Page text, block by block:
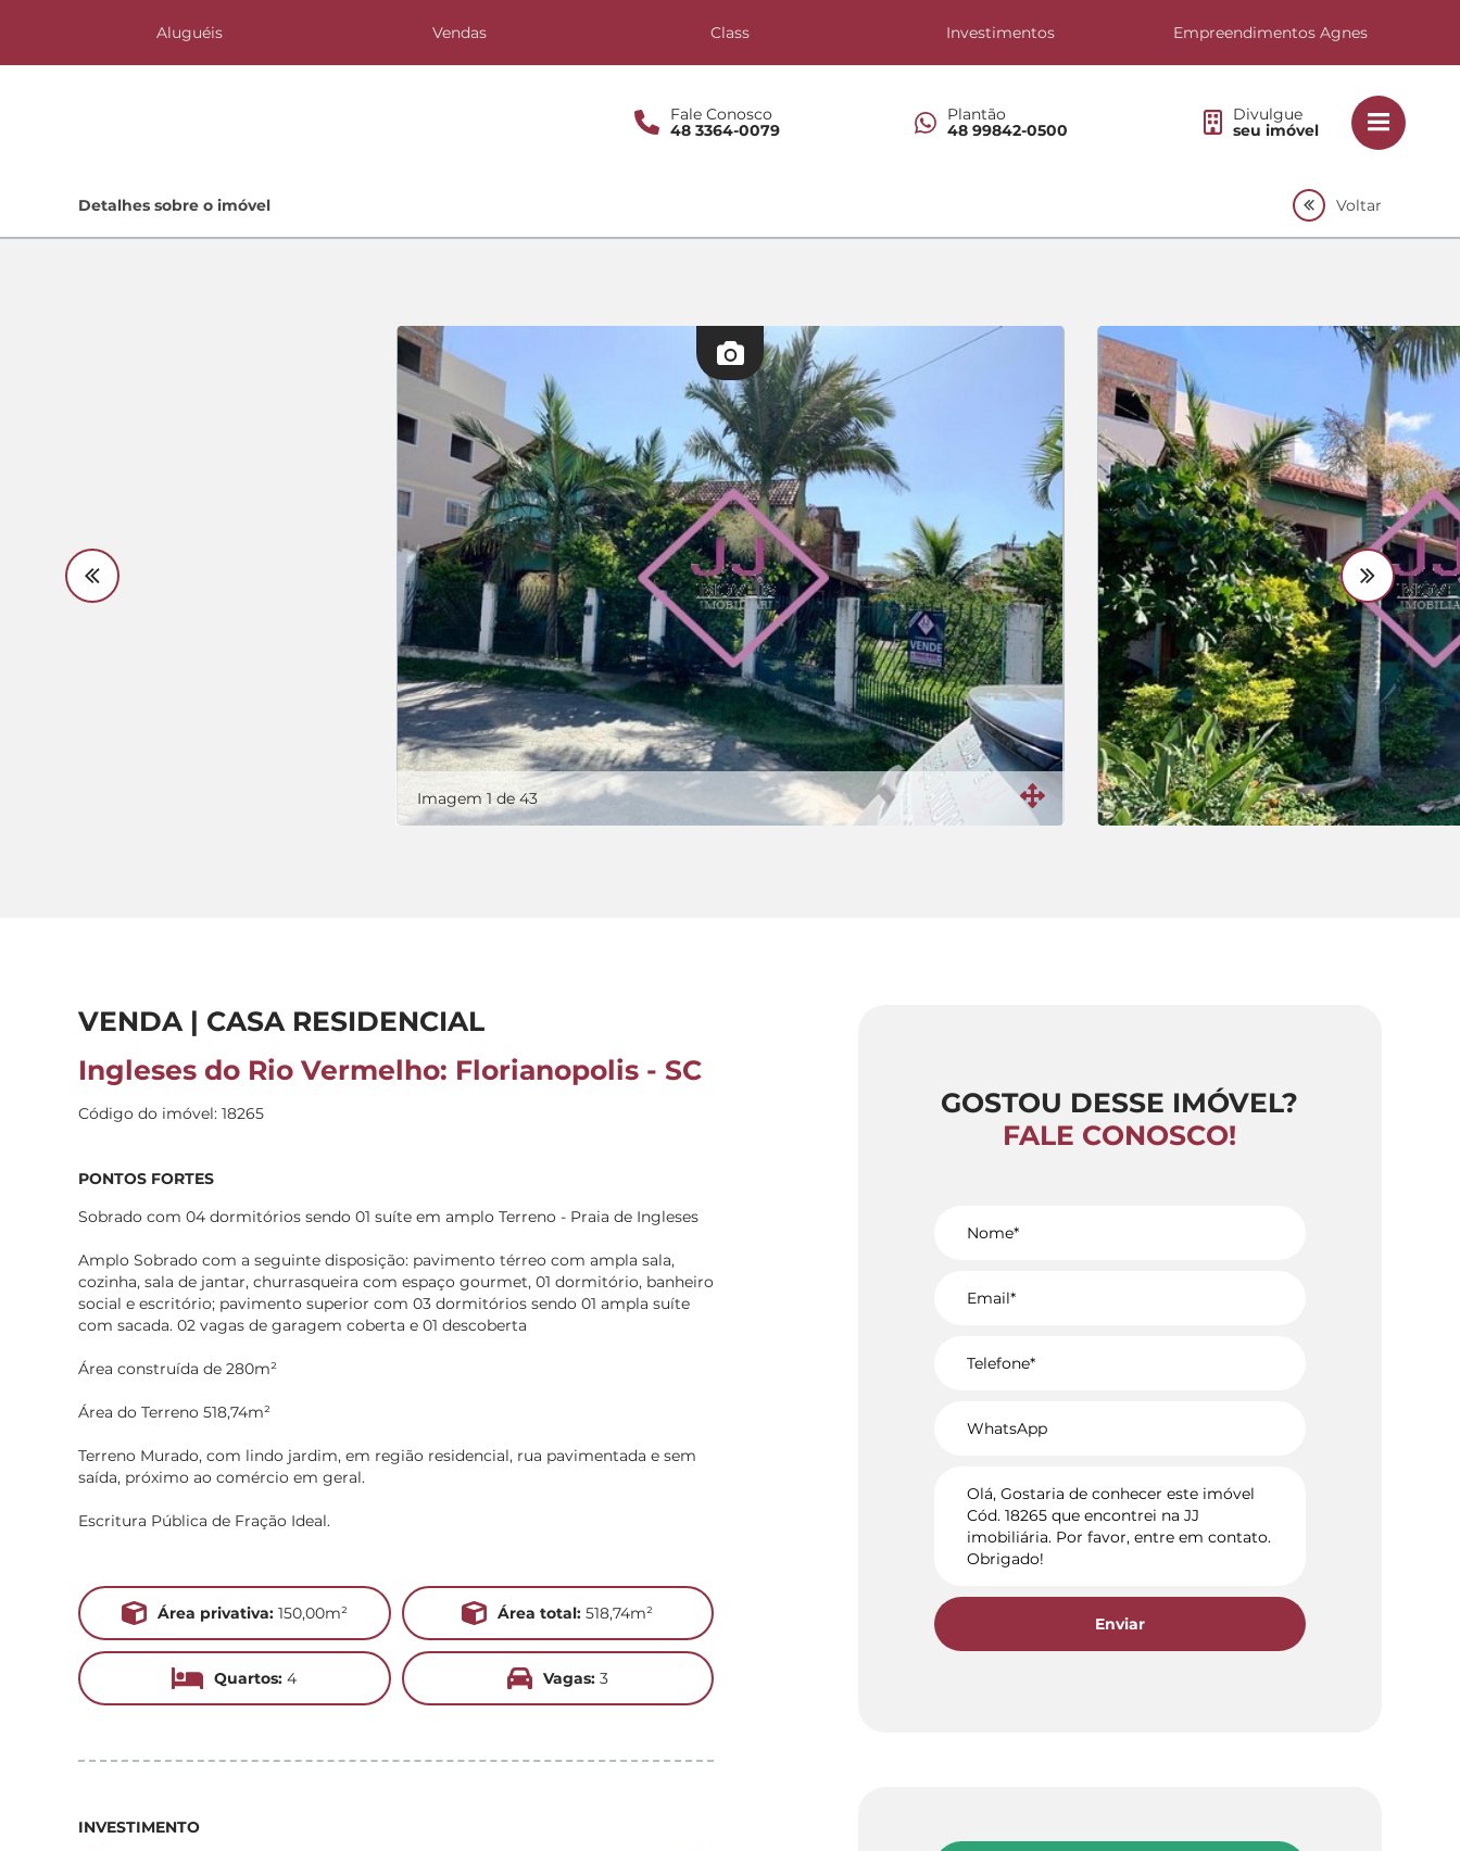
Aluguéis Vendas Class Investimentos Empreendimentos Agnes
Fale Conosco
48 3364-0079
Plantão
48 99842-0500
Divulgue
seu imóvel
Lançamentos
Detalhes sobre o imóvel Voltar
Imagem 1 de 43
VENDA | CASA RESIDENCIAL
Ingleses do Rio Vermelho: Florianopolis - SC
Código do imóvel: 18265
PONTOS FORTES
Sobrado com 04 dormitórios sendo 01 suíte em amplo Terreno - Praia de Ingleses
Amplo Sobrado com a seguinte disposição: pavimento térreo com ampla sala,
cozinha, sala de jantar, churrasqueira com espaço gourmet, 01 dormitório, banheiro
social e escritório; pavimento superior com 03 dormitórios sendo 01 ampla suíte
com sacada. 02 vagas de garagem coberta e 01 descoberta
Área construída de 280m²
Área do Terreno 518,74m²
Terreno Murado, com lindo jardim, em região residencial, rua pavimentada e sem
saída, próximo ao comércio em geral.
Escritura Pública de Fração Ideal.
Área privativa:150,00m² Área total: 518,74m²
Quartos: 4 Vagas:3
INVESTIMENTO
GOSTOU DESSE IMÓVEL?
FALE CONOSCO!
Enviar